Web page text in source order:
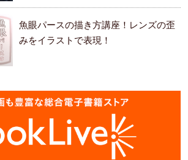
ます。
魚眼パースの描き方講座！レンズの歪
みをイラストで表現！